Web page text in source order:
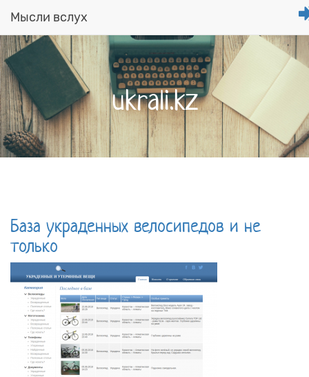
Перейти
к
основному
содержанию
Мысли вслух
ukrali.kz
База украденных велосипедов и не
только